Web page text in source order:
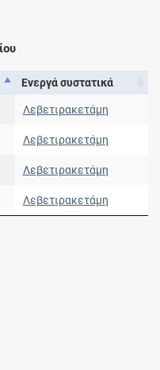
Ενεργά συστατικά
Λεβετιρακετάμη
Λεβετιρακετάμη
Λεβετιρακετάμη
Λεβετιρακετάμη